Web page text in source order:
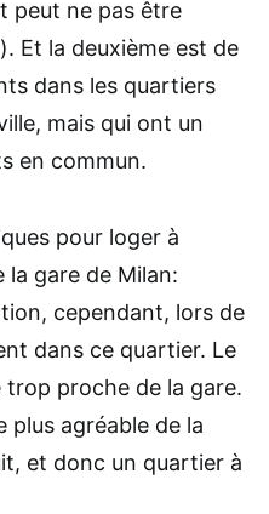
peut ne pas être
Et la deuxième est de
dans les quartiers
mais qui ont un
en commun.
pour loger à
la gare de Milan:
cependant, lors de
dans ce quartier. Le
trop proche de la gare.
plus agréable de la
et donc un quartier à